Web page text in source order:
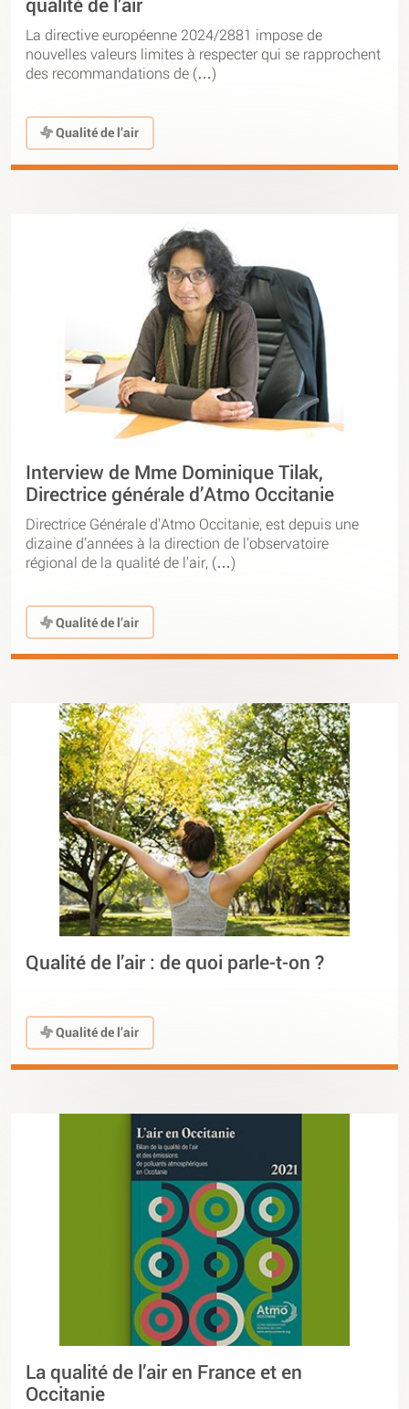
La directive européenne 2024/2881 impose de
nouvelles valeurs limites à respecter qui se rapprochent
des recommandations de (…)
Qualité de l’air
Interview de Mme Dominique Tilak,
Directrice générale d’Atmo Occitanie
Directrice Générale d’Atmo Occitanie, est depuis une
dizaine d’années à la direction de l’observatoire
régional de la qualité de l’air, (…)
Qualité de l’air
Qualité de l’air : de quoi parle-t-on ?
Qualité de l’air
La qualité de l’air en France et en
Occitanie